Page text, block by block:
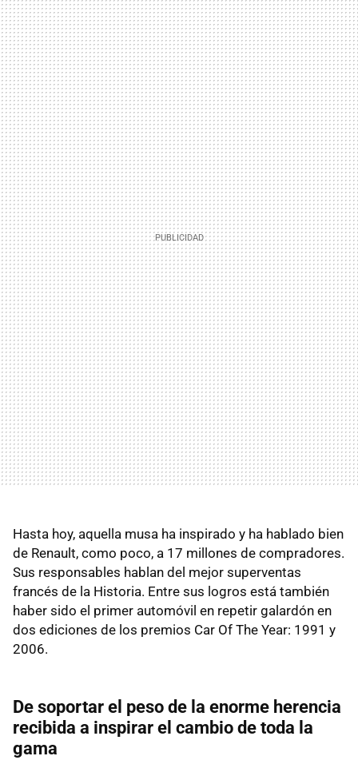
Hasta hoy, aquella musa ha inspirado y ha hablado bien
de Renault, como poco, a 17 millones de compradores.
Sus responsables hablan del mejor superventas
francés de la Historia. Entre sus logros está también
haber sido el primer automóvil en repetir galardón en
dos ediciones de los premios Car Of The Year: 1991 y
2006.
De soportar el peso de la enorme herencia
recibida a inspirar el cambio de toda la
gama